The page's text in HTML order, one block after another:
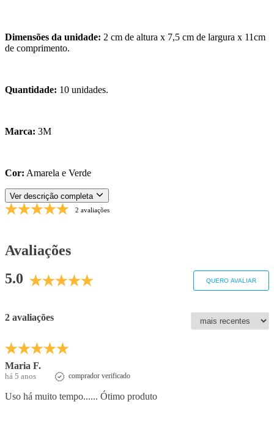
Dimensões da unidade: 2 cm de altura x 7,5 cm de largura x 11cm
de comprimento.
Quantidade: 10 unidades.
Marca: 3M
Cor: Amarela e Verde
Ver descrição completa
2 avaliações
Avaliações
5.0
QUERO AVALIAR
2 avaliações
Maria F.
há 5 anos comprador verificado
Uso há muito tempo...... Ótimo produto